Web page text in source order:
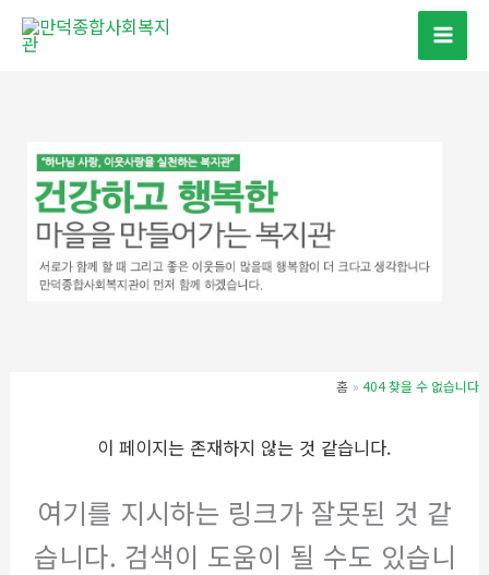
홈 404 찾을 수 없습니다
이 페이지는 존재하지 않는 것 같습니다.
여기를 지시하는 링크가 잘못된 것 같
습니다. 검색이 도움이 될 수도 있습니